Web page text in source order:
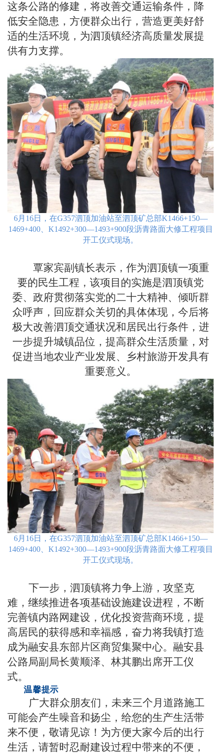
这条公路的修建，将改善交通运输条件，降
低安全隐患，方便群众出行，营造更美好舒
适的生活环境，为泗顶镇经济高质量发展提
供有力支撑。
6月16日，在G357泗顶加油站至泗顶矿总部K1466+150—
1469+400、K1492+300—1493+900段沥青路面大修工程项目
开工仪式现场。
覃家宾副镇长表示，作为泗顶镇一项重
要的民生工程，该项目的实施是泗顶镇党
委、政府贯彻落实党的二十大精神、倾听群
众呼声，回应群众关切的具体体现，今后将
极大改善泗顶交通状况和居民出行条件，进
一步提升城镇品位，提高群众生活质量，对
促进当地农业产业发展、乡村旅游开发具有
重要意义。
6月16日，在G357泗顶加油站至泗顶矿总部K1466+150—
1469+400、K1492+300—1493+900段沥青路面大修工程项目
开工仪式现场。
下一步，泗顶镇将力争上游，攻坚克
难，继续推进各项基础设施建设进程，不断
完善镇内路网建设，优化投资营商环境，提
高居民的获得感和幸福感，奋力将我镇打造
成为融安县东部片区商贸集聚中心。融安县
公路局副局长黄顺泽、林其鹏出席开工仪
式。
温馨提示
广大群众朋友们，未来三个月道路施工
可能会产生噪音和扬尘，给您的生产生活带
来不便，敬请见谅！为方便大家今后的出行
生活，请暂时忍耐建设过程中带来的不便，